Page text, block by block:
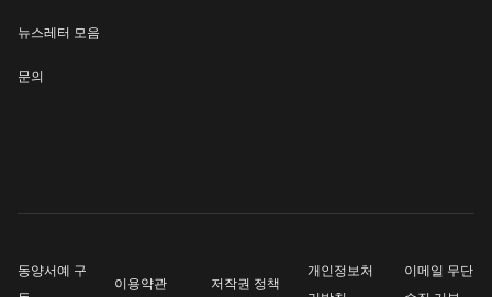
뉴스레터 모음
문의
동양서예 구
이용약관 저작권 정책
개인정보처
이메일 무단